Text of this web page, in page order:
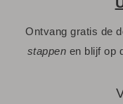
verschillende
enveloppen.
- Bij de 1e proefdruk
Ontvang gratis de
stappen en blijf op